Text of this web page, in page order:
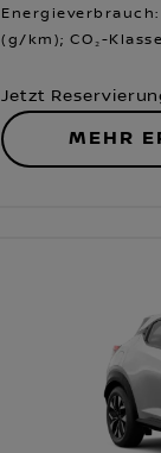
NissanConnect
Energieverbrauch:
(g/km); CO₂-
Jetzt
MEHR